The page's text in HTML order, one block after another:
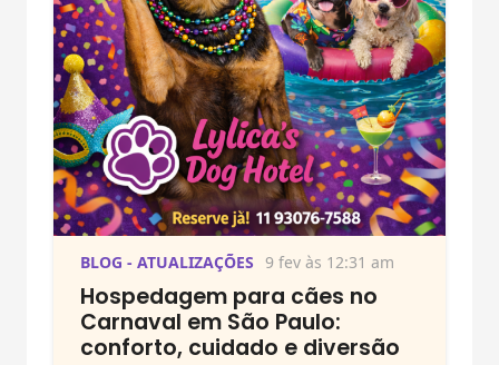
BLOG - ATUALIZAÇÕES 9 fev às 12:31 am
Hospedagem para cães no
Carnaval em São Paulo:
conforto, cuidado e diversão